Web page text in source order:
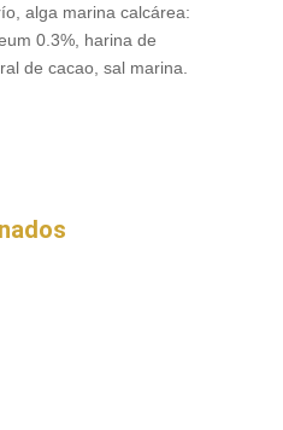
alga marina calcárea:
0.3%, harina de
de cacao, sal marina.